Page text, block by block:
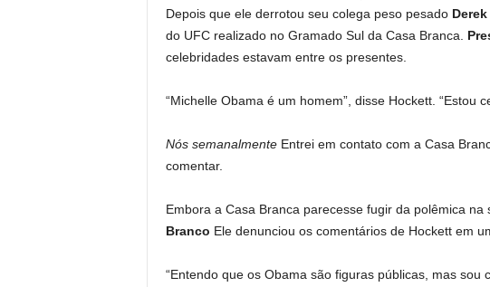
Depois que ele derrotou seu colega peso pesado
do UFC realizado no Gramado Sul da Casa Branca.
celebridades estavam entre os presentes.
“Michelle Obama é um homem”, disse Hockett. “Estou
Nós semanalmenteEntrei em contato com a Casa
comentar.
Embora a Casa Branca parecesse fugir da polêmica
Branco Ele denunciou os comentários de Hockett em
“Entendo que os Obama são figuras públicas, mas